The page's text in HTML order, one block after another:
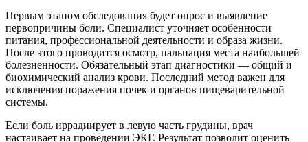
Первым этапом обследования будет опрос и выявление
первопричины боли. Специалист уточняет особенности
питания, профессиональной деятельности и образа жизни.
После этого проводится осмотр, пальпация места наибольшей
болезненности. Обязательный этап диагностики — общий и
биохимический анализ крови. Последний метод важен для
исключения поражения почек и органов пищеварительной
системы.
Если боль иррадиирует в левую часть грудины, врач
настаивает на проведении ЭКГ. Результат позволит оценить